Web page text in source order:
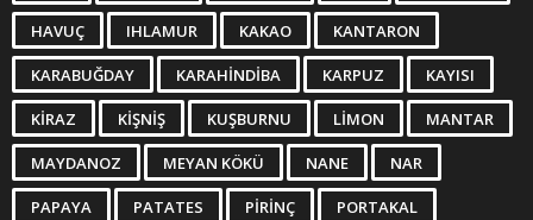
HAVUÇ IHLAMUR KAKAO KANTARON
KARABUĞDAY KARAHINDIBA KARPUZ KAYISI
KIRAZ KIŞNIŞ KUŞBURNU LIMON MANTAR
MAYDANOZ MEYAN KÖKÜ NANE NAR
PAPAYA PATATES PIRINÇ PORTAKAL